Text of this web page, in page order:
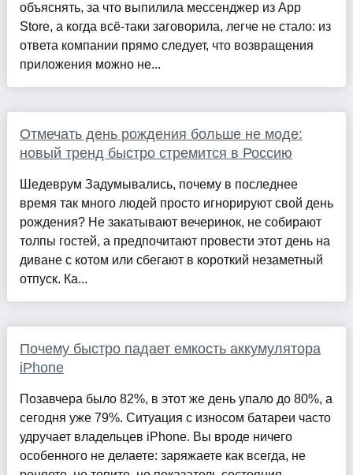
объяснять, за что выпилила мессенджер из App
Store, а когда всё-таки заговорила, легче не стало: из
ответа компании прямо следует, что возвращения
приложения можно не...
Отмечать день рождения больше не моде:
новый тренд быстро стремится в Россию
Шедеврум Задумывались, почему в последнее
время так много людей просто игнорируют свой день
рождения? Не закатывают вечеринок, не собирают
толпы гостей, а предпочитают провести этот день на
диване с котом или сбегают в короткий незаметный
отпуск. Ка...
Почему быстро падает емкость аккумулятора
iPhone
Позавчера было 82%, в этот же день упало до 80%, а
сегодня уже 79%. Ситуация с износом батареи часто
удручает владельцев iPhone. Вы вроде ничего
особенного не делаете: заряжаете как всегда, не